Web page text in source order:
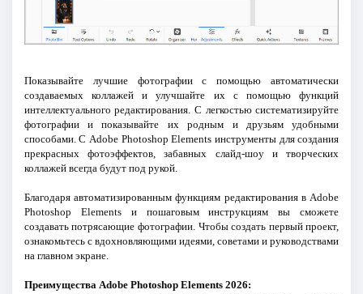
Показывайте лучшие фотографии с помощью автоматически
создаваемых коллажей и улучшайте их с помощью функций
интеллектуального редактирования. С легкостью систематизируйте
фотографии и показывайте их родным и друзьям удобными
способами. С Adobe Photoshop Elements инструменты для создания
прекрасных фотоэффектов, забавных слайд-шоу и творческих
коллажей всегда будут под рукой.
Благодаря автоматизированным функциям редактирования в Adobe
Photoshop Elements и пошаговым инструкциям вы сможете
создавать потрясающие фотографии. Чтобы создать первый проект,
ознакомьтесь с вдохновляющими идеями, советами и руководствами
на главном экране.
Преимущества Adobe Photoshop Elements 2026: